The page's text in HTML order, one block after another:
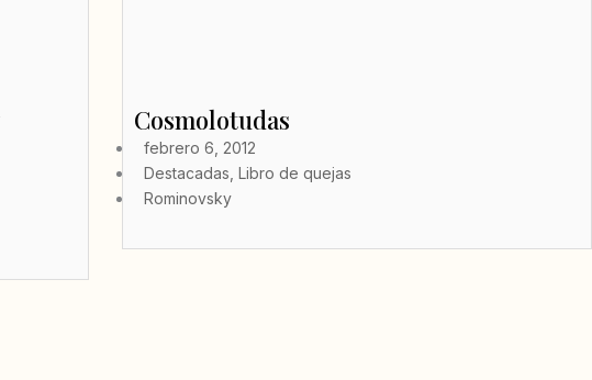
Cosmolotudas
febrero 6, 2012
Destacadas Libro de quejas
Rominovsky